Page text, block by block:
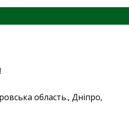
область., Дніпро,